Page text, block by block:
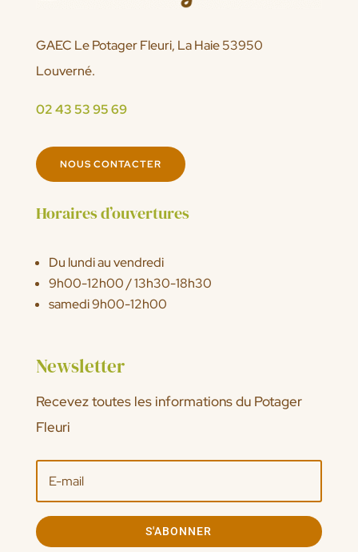
GAEC Le Potager Fleuri, La Haie 53950
Louverné.
02 43 53 95 69
NOUS CONTACTER
Horaires d’ouvertures
Du lundi au vendredi
9h00-12h00 / 13h30-18h30
samedi 9h00-12h00
Newsletter
Recevez toutes les informations du Potager
Fleuri
S'ABONNER